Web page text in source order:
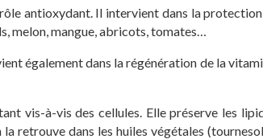
antioxydant. Il intervient dans la
melon, mangue, abricots, tomates…
également dans la régénération de la
vis-à-vis des cellules. Elle préserve les
retrouve dans les huiles végétales